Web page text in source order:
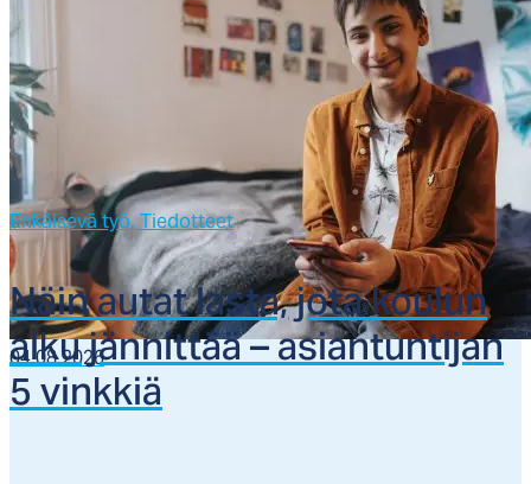
04.08.2026
Ehkäisevä työ,Tiedotteet
Näin au­tat las­ta, jo­ta kou­lun
al­ku jän­nit­tää – asian­tun­ti­jan
5 vink­kiä